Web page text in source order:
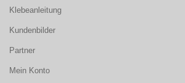
Klebeanleitung
Kundenbilder
Partner
Mein Konto